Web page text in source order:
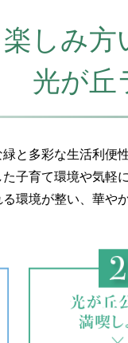
木曜日（祝日を除く）
楽しみ方
光が丘
緑と多彩な生活利便
子育て環境や気軽
環境が整い、華や